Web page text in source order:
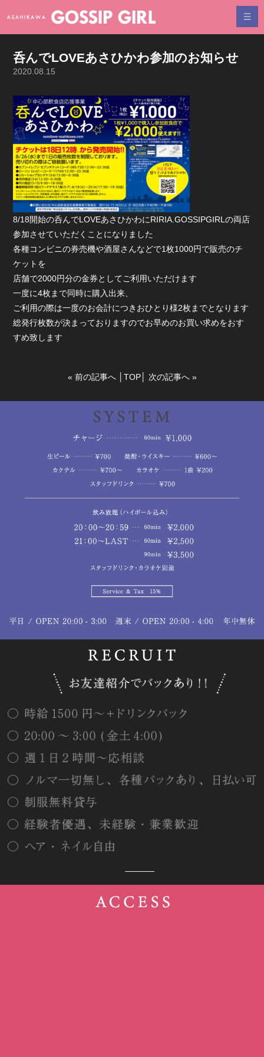
呑んでLOVEあさひかわ参加のお知らせ
2020.08.15
8/18開始の呑んでLOVEあさひかわにRIRIA.GOSSIPGIRLの両店
参加させていただくことになりました
各種コンビニの券売機や酒屋さんなどで1枚1000円で販売のチ
ケットを
店舗で2000円分の金券としてご利用いただけます
一度に4枚まで同時に購入出来、
ご利用の際は一度のお会計につきおひとり様2枚までとなります
総発行枚数が決まっておりますのでお早めのお買い求めをおす
すめ致します
« 前の記事へ TOP│ 次の記事へ»